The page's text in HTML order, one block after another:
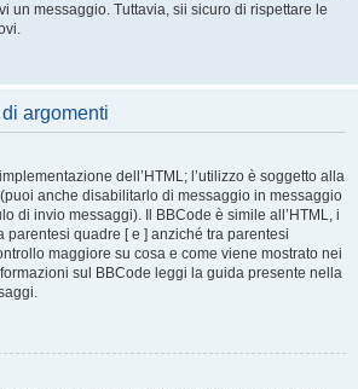
un messaggio. Tuttavia, sii sicuro di rispettare le
argomenti
dell’HTML; l’utilizzo è soggetto alla
anche disabilitarlo di messaggio in messaggio
di invio messaggi). Il BBCode è simile all’HTML, i
parentesi quadre [ e ] anziché tra parentesi
maggiore su cosa e come viene mostrato nei
sul BBCode leggi la guida presente nella